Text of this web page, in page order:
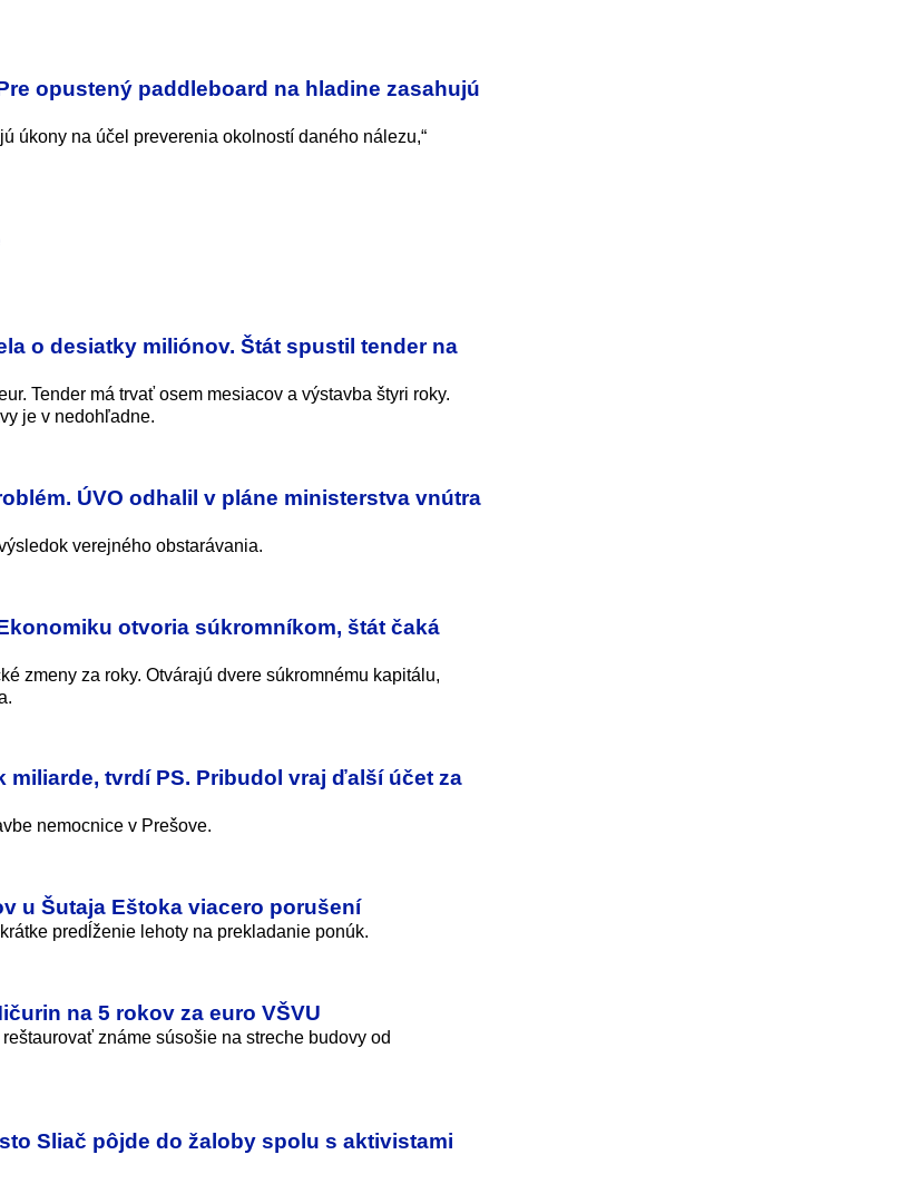
opustený paddleboard na hladine zasahujú
úkony na účel preverenia okolností daného nálezu,“
o desiatky miliónov. Štát spustil tender na
Tender má trvať osem mesiacov a výstavba štyri roky.
je v nedohľadne.
ÚVO odhalil v pláne ministerstva vnútra
verejného obstarávania.
otvoria súkromníkom, štát čaká
zmeny za roky. Otvárajú dvere súkromnému kapitálu,
tvrdí PS. Pribudol vraj ďalší účet za
nemocnice v Prešove.
u Šutaja Eštoka viacero porušení
predĺženie lehoty na prekladanie ponúk.
na 5 rokov za euro VŠVU
známe súsošie na streche budovy od
Sliač pôjde do žaloby spolu s aktivistami